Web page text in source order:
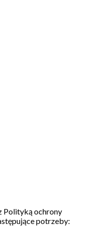
Polityką ochrony
potrzeby: